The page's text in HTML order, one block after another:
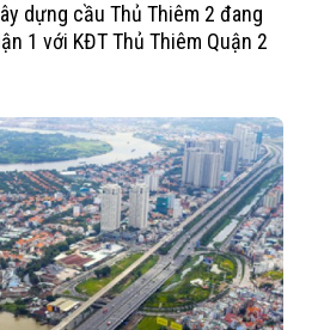
dựng cầu Thủ Thiêm 2 đang
1 với KĐT Thủ Thiêm Quận 2